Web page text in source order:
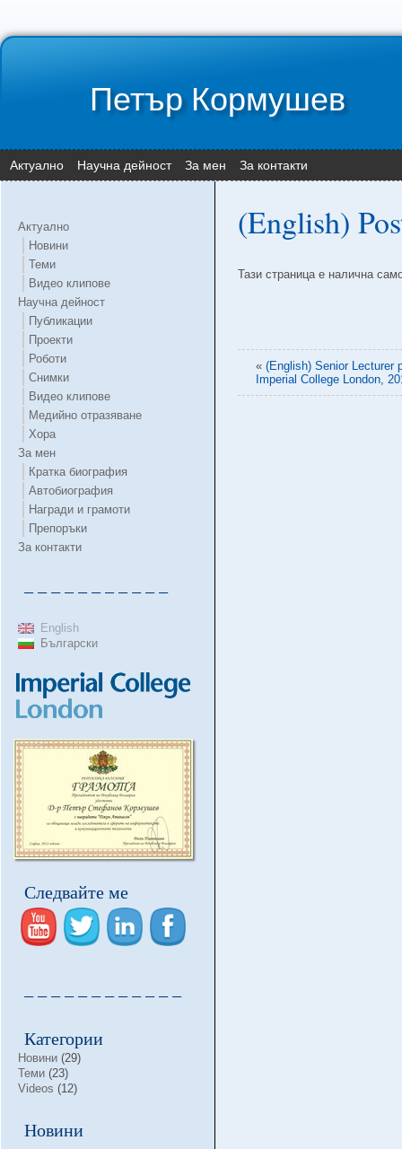
Петър Кормушев
Актуално Научна дейност За мен За контакти
Актуално
Новини
Теми
Видео клипове
Научна дейност
Публикации
Проекти
Роботи
Снимки
Видео клипове
Медийно отразяване
Хора
За мен
Кратка биография
Автобиография
Награди и грамоти
Препоръки
За контакти
– – – – – – – – – – –
English
Български
Следвайте ме
– – – – – – – – – – – –
Категории
Новини (29)
Теми (23)
Videos (12)
Новини
(English)
Тази страница е налична
« (English) Senior Lecturer
Imperial College London,